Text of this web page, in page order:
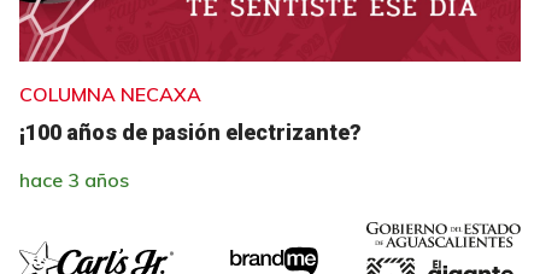
COLUMNA NECAXA
¡100 años de pasión electrizante?
hace 3 años